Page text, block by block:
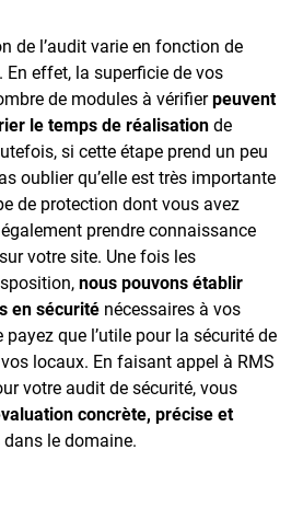
de l’audit varie en fonction de
En effet, la superficie de vos
de modules à vérifierpeuvent
le temps de réalisation de
si cette étape prend un peu
oublier qu’elle est très importante
de protection dont vous avez
prendre connaissance
votre site. Une fois les
nous pouvons établir
en sécurité nécessaires à vos
que l’utile pour la sécurité de
locaux. En faisant appel à RMS
votre audit de sécurité, vous
concrète, précise et
le domaine.